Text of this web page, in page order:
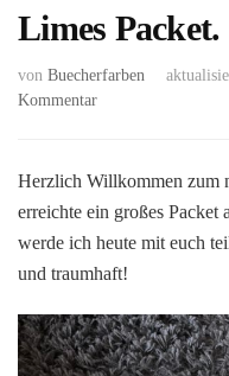
Limes Packet.
von Buecherfarben
Kommentarzu
Das
Limes
Packet.
Herzlich Willkommen zum
erreichte ein großes Packet
werde ich heute mit euch
und traumhaft!